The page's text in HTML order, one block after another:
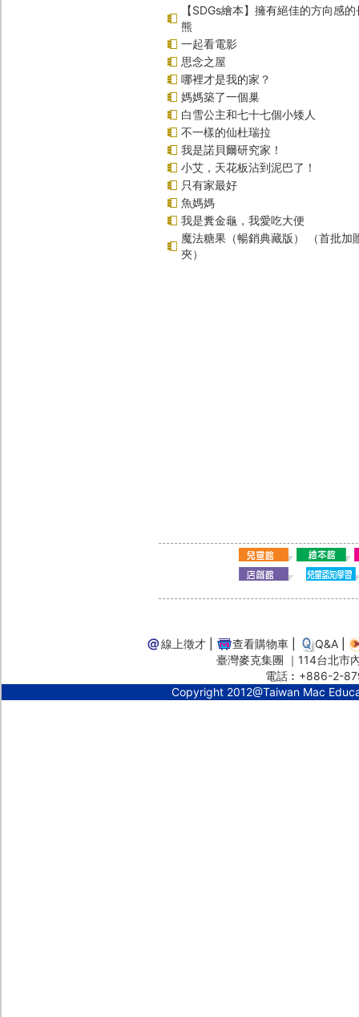
【SDGs繪本】擁有絕佳的方向感
熊
一起看電影
思念之屋
哪裡才是我的家？
媽媽築了一個巢
白雪公主和七十七個小矮人
不一樣的仙杜瑞拉
我是諾貝爾研究家！
小艾，天花板沾到泥巴了！
只有家最好
魚媽媽
我是糞金龜，我愛吃大便
魔法糖果（暢銷典藏版） （首批加
夾）
線上徵才 查看購物車 Q&A
臺灣麥克集團 ｜114台北
電話︰+886-2-
Copyright 2012@Taiwan Mac